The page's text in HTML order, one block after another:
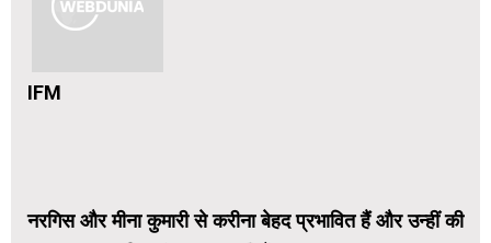
IFM
नरगिस और मीना कुमारी से करीना बेहद प्रभावित हैं और उन्हीं की